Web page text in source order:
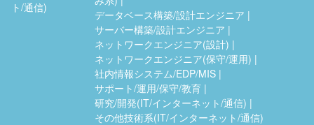
ト/通信)
データベース構築/設計エンジニア
サーバー構築/設計エンジニア
ネットワークエンジニア(設計)
ネットワークエンジニア(保守/運用)
社内情報システム/EDP/MIS
サポート/運用/保守/教育
研究/開発(IT/インターネット/通信)
その他技術系(IT/インターネット/通信)